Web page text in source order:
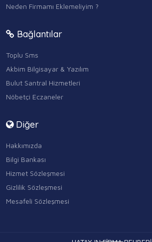
Neden Firmamı Eklemeliyim ?
Bağlantılar
Toplu Sms
Akbim Bilgisayar & Yazılım
Bulut Santral Hizmetleri
Nöbetçi Eczaneler
Diğer
Hakkımızda
Bilgi Bankası
Hizmet Sözleşmesi
Gizlilik Sözleşmesi
Mesafeli Sözleşmesi